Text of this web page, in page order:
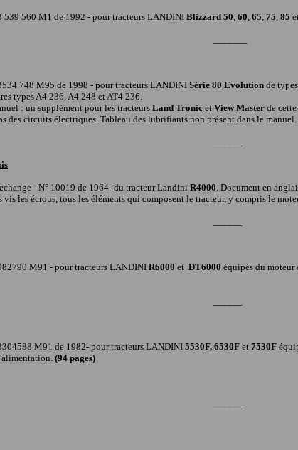
539 560 M1 de 1992 - pour tracteurs LANDINI Blizzard 50, 60, 65, 75, 85
748 M95 de 1998 - pour tracteurs LANDINI Série 80 Evolution de types
types A4 236, A4 248 et AT4 236.
: un supplément pour les tracteurs Land Tronic et View Master de
des circuits électriques. Tableau des lubrifiants non présent dans le manuel.
- N° 10019 de 1964- du tracteurLandini R4000. Document en
vis les écrous, tous les éléments qui composent le tracteur, y compris le
M91 - pour tracteurs LANDINI R6000 et DT6000 équipés du moteur
M91 de 1982-pour tracteurs LANDINI 5530F, 6530F et 7530F
(94 pages)